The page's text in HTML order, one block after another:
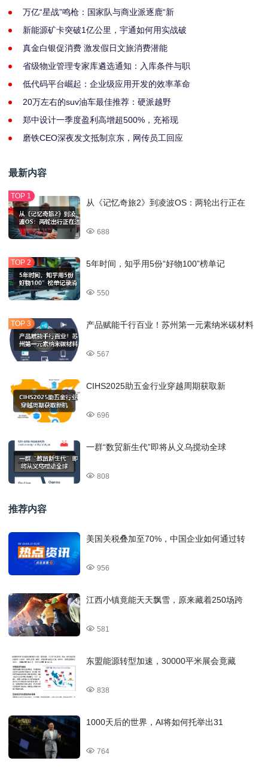
万亿“星战”鸣枪：国家队与商业派逐鹿“新
新能源矿卡突破1亿公里，宇通如何用实战破
真金白银促消费 激发假日文旅消费潜能
省级物业管理专家库遴选通知：入库条件与职
低代码平台崛起：企业级应用开发的效率革命
20万左右的suv油车最佳推荐：硬派越野
郑中设计一季度盈利高增超500%，充裕现
磨铁CEO深夜发文抵制京东，网传员工回应
最新内容
从《记忆奇旅2》到凌波OS：两轮出行正在
688
5年时间，知乎用5份“好物100”榜单记
550
产品赋能千行百业！苏州第一元素纳米碳材料
567
CIHS2025助五金行业穿越周期获取新
696
一群“数贸新生代”即将从义乌搅动全球
808
推荐内容
美国关税叠加至70%，中国企业如何通过转
956
江西小镇竟能天天飘雪，原来藏着250场跨
581
东盟能源转型加速，30000平米展会竟藏
838
1000天后的世界，AI将如何托举出31
764